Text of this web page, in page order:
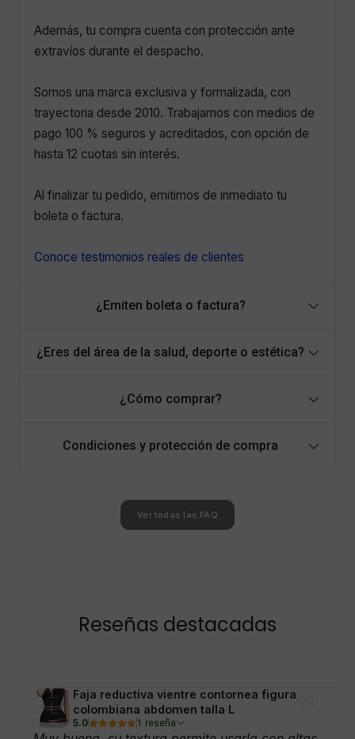
Además, tu compra cuenta con protección ante
extravíos durante el despacho.
Somos una marca exclusiva y formalizada, con
trayectoria desde 2010. Trabajamos con medios de
pago 100 % seguros y acreditados, con opción de
hasta 12 cuotas sin interés.
Al finalizar tu pedido, emitimos de inmediato tu
boleta o factura.
Conoce testimonios reales de clientes
¿Emiten boleta o factura?
¿Eres del área de la salud, deporte o estética?
¿Cómo comprar?
Condiciones y protección de compra
Ver todas las FAQ
Reseñas destacadas
Faja reductiva vientre contornea figura
colombiana abdomen talla L
5.0 1 reseña